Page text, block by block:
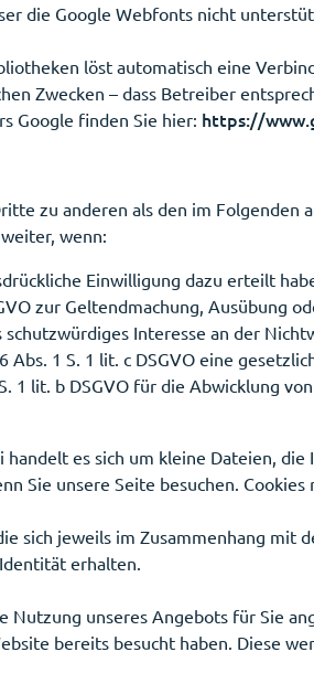
die Google Webfonts nicht
löst automatisch eine
Zwecken – dass Betreiber
Google finden Sie hier: https://
zu anderen als den im
wenn:
Einwilligung dazu erteilt
zur Geltendmachung, Ausübung
Interesse an der
Abs. 1 S. 1 lit. c DSGVO eine
1 lit. b DSGVO für die Abwicklung
es sich um kleine Dateien,
Sie unsere Seite besuchen.
sich jeweils im Zusammenhang
erhalten.
Nutzung unseres Angebots für Sie
bereits besucht haben. Diese